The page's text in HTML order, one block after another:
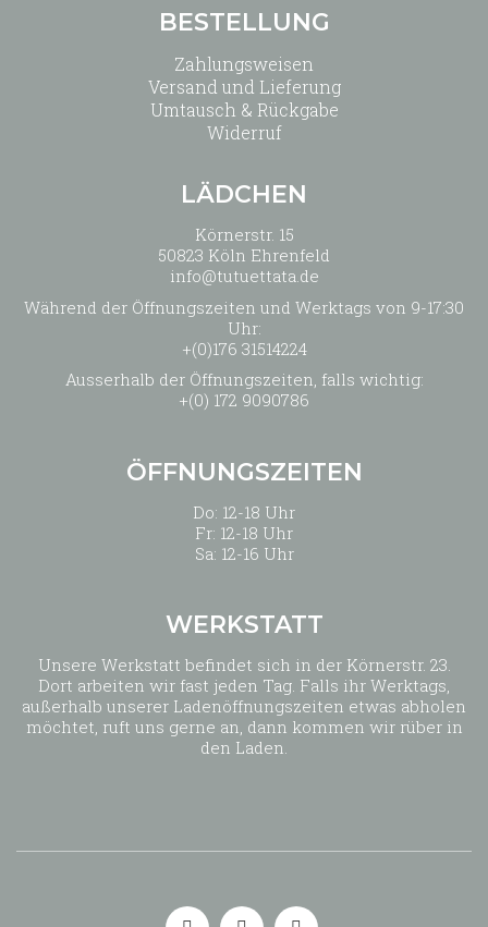
BESTELLUNG
Zahlungsweisen
Versand und Lieferung
Umtausch & Rückgabe
Widerruf
LÄDCHEN
Körnerstr. 15
50823 Köln Ehrenfeld
info@tutuettata.de
Während der Öffnungszeiten und Werktags von 9-17:30
Uhr:
+(0)176 31514224
Ausserhalb der Öffnungszeiten, falls wichtig:
+(0) 172 9090786
ÖFFNUNGSZEITEN
Do: 12-18 Uhr
Fr: 12-18 Uhr
Sa: 12-16 Uhr
WERKSTATT
Unsere Werkstatt befindet sich in der Körnerstr. 23.
Dort arbeiten wir fast jeden Tag. Falls ihr Werktags,
außerhalb unserer Ladenöffnungszeiten etwas abholen
möchtet, ruft uns gerne an, dann kommen wir rüber in
den Laden.